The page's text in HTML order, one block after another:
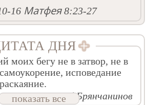
16 Матфея 8:23-27
ДНЯ
моих бегу не в затвор, не в
исповедание
Свт. Игнатий Брянчанинов
показать все